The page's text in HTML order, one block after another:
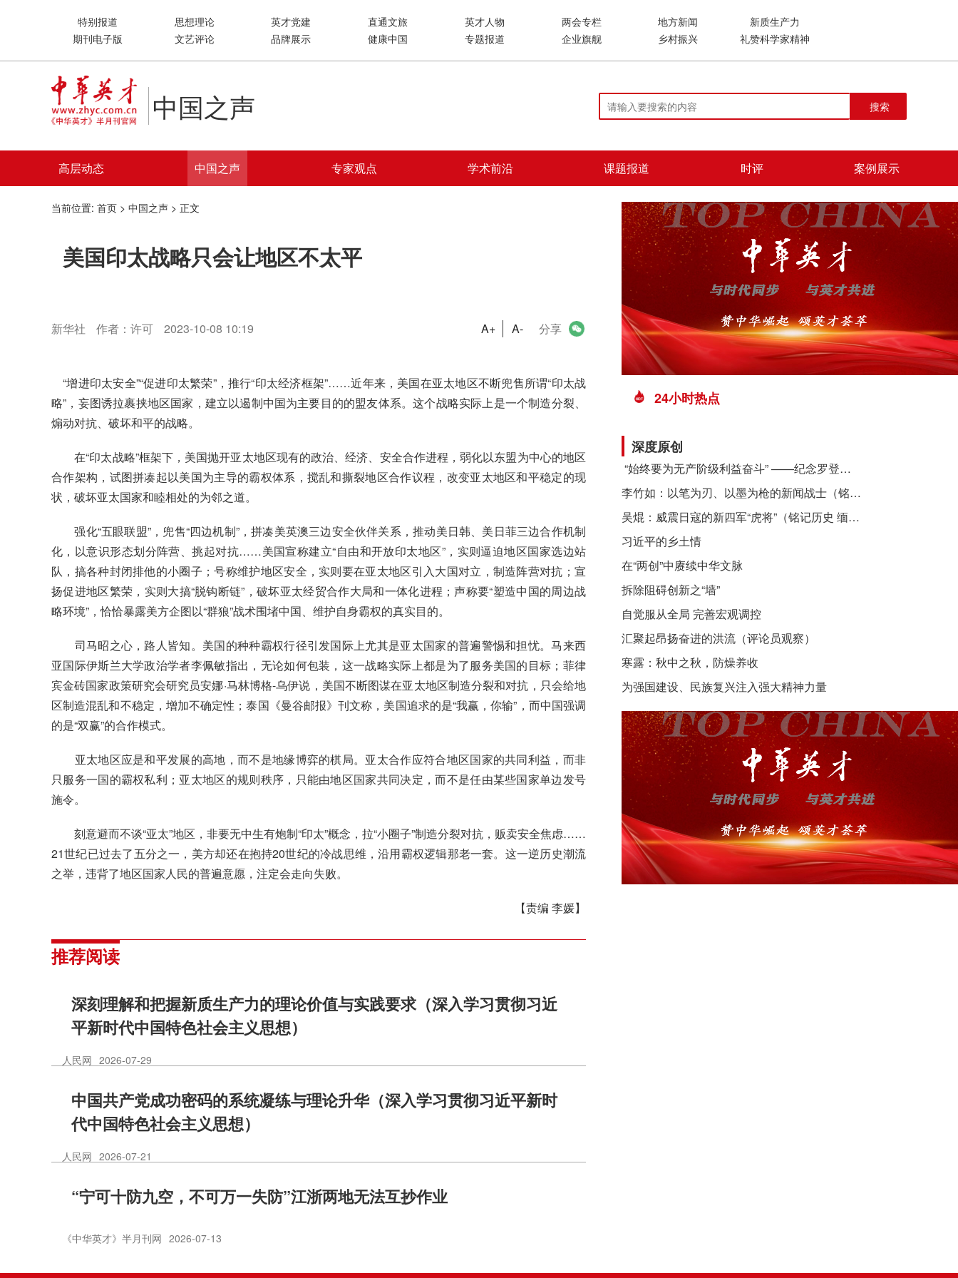
特别报道 思想理论 英才党建 直通文旅 英才人物 两会专栏 地方新闻
新质生产力
期刊电子版
文艺评论 品牌展示 健康中国 专题报道 企业旗舰 乡村振兴 礼赞科学家精神
中国之声 搜索
高层动态 中国之声 专家观点 学术前沿 课题报道 时评 案例展示
当前位置: 首页 > 中国之声 > 正文
美国印太战略只会让地区不太平
新华社 作者：许可 2023-10-08 10:19 A+ A- 分享
“增进印太安全”“促进印太繁荣”，推行“印太经济框架”……近年来，美国在亚太地区不断兜售所谓“印太战
略”，妄图诱拉裹挟地区国家，建立以遏制中国为主要目的的盟友体系。这个战略实际上是一个制造分裂、
煽动对抗、破坏和平的战略。
在“印太战略”框架下，美国抛开亚太地区现有的政治、经济、安全合作进程，弱化以东盟为中心的地区
合作架构，试图拼凑起以美国为主导的霸权体系，搅乱和撕裂地区合作议程，改变亚太地区和平稳定的现
状，破坏亚太国家和睦相处的为邻之道。
强化“五眼联盟”，兜售“四边机制”，拼凑美英澳三边安全伙伴关系，推动美日韩、美日菲三边合作机制
化，以意识形态划分阵营、挑起对抗……美国宣称建立“自由和开放印太地区”，实则逼迫地区国家选边站
队，搞各种封闭排他的小圈子；号称维护地区安全，实则要在亚太地区引入大国对立，制造阵营对抗；宣
扬促进地区繁荣，实则大搞“脱钩断链”，破坏亚太经贸合作大局和一体化进程；声称要“塑造中国的周边战
略环境”，恰恰暴露美方企图以“群狼”战术围堵中国、维护自身霸权的真实目的。
司马昭之心，路人皆知。美国的种种霸权行径引发国际上尤其是亚太国家的普遍警惕和担忧。马来西
亚国际伊斯兰大学政治学者李佩敏指出，无论如何包装，这一战略实际上都是为了服务美国的目标；菲律
宾金砖国家政策研究会研究员安娜·马林博格-乌伊说，美国不断图谋在亚太地区制造分裂和对抗，只会给地
区制造混乱和不稳定，增加不确定性；泰国《曼谷邮报》刊文称，美国追求的是“我赢，你输”，而中国强调
的是“双赢”的合作模式。
亚太地区应是和平发展的高地，而不是地缘博弈的棋局。亚太合作应符合地区国家的共同利益，而非
只服务一国的霸权私利；亚太地区的规则秩序，只能由地区国家共同决定，而不是任由某些国家单边发号
施令。
刻意避而不谈“亚太”地区，非要无中生有炮制“印太”概念，拉“小圈子”制造分裂对抗，贩卖安全焦虑……
21世纪已过去了五分之一，美方却还在抱持20世纪的冷战思维，沿用霸权逻辑那老一套。这一逆历史潮流
之举，违背了地区国家人民的普遍意愿，注定会走向失败。
【责编 李媛】
推荐阅读
深刻理解和把握新质生产力的理论价值与实践要求（深入学习贯彻习近
平新时代中国特色社会主义思想）
人民网 2026-07-29
中国共产党成功密码的系统凝练与理论升华（深入学习贯彻习近平新时
代中国特色社会主义思想）
人民网 2026-07-21
“宁可十防九空，不可万一失防”江浙两地无法互抄作业
《中华英才》半月刊网 2026-07-13
24小时热点
深度原创
​ “始终要为无产阶级利益奋斗” ——纪念罗登贤同志诞辰120周年
李竹如：以笔为刃、以墨为枪的新闻战士（铭记历史 缅怀先烈·抗日英雄）
吴焜：威震日寇的新四军“虎将”（铭记历史 缅怀先烈·抗日英雄）
习近平的乡土情
在“两创”中赓续中华文脉
拆除阻碍创新之“墙”
自觉服从全局 完善宏观调控
汇聚起昂扬奋进的洪流（评论员观察）
寒露：秋中之秋，防燥养收
为强国建设、民族复兴注入强大精神力量